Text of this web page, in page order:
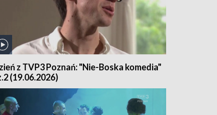
z TVP3 Poznań: "Nie-Boska komedia"
(19.06.2026)